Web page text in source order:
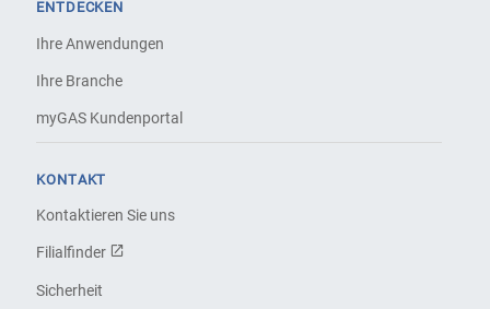
ENTDECKEN
Ihre Anwendungen
Ihre Branche
myGAS Kundenportal
KONTAKT
Kontaktieren Sie uns
Filialfinder
Sicherheit